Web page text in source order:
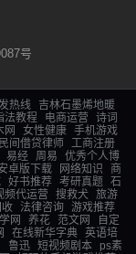
号
热线
吉林石墨烯地暖
法教程 电商运营
诗词
网 女性健康 手机游戏
民间借贷律师
工商注册
易经 周易
优秀个人博
卓版下载 网络知识
商
好书推荐 考研真题 石
频代运营 搜救犬 旅游
收 法律咨询 游戏推荐
网 养花 范文网
自定
在线新华字典 英语培
鲁迅 短视频剧本
ps素